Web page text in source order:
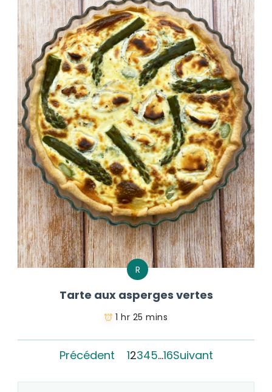
R
Tarte aux asperges vertes
1 hr 25 mins
Précédent 12345…16Suivant